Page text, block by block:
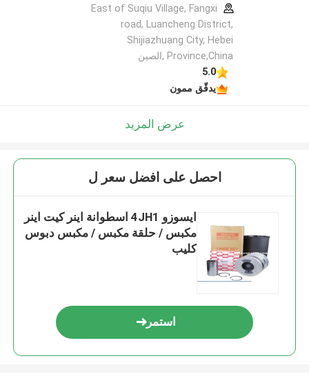
East of Suqiu Village, Fangxi
road, Luancheng District,
Shijiazhuang City, Hebei
Province,China ,الصين
5.0
يدقّق ممون
عرض المزيد
احصل على افضل سعر ل
ايسوزو 4JH1 اسطوانة اينر كيت اينر
مكبس / حلقة مكبس / مكبس دبوس
كليب
استمر